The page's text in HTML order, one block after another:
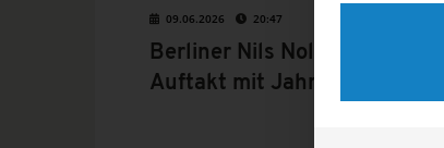
09.06.2026 20:47
Berliner Nils Nolte krönt DJM-
Auftakt mit Jahrgangsrekord